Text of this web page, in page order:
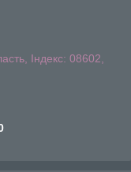
Індекс: 08602,